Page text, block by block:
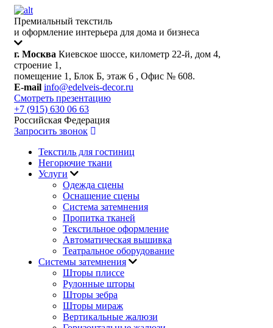
Премиальный текстиль
и оформление интерьера для дома и бизнеса
г. Москва Киевское шоссе, километр 22-й, дом 4,
строение 1,
помещение 1, Блок Б, этаж 6 , Офис № 608.
E-mail info@edelveis-decor.ru
Смотреть презентацию
+7 (915) 630 06 63
Российская Федерация
Запросить звонок
Текстиль для гостиниц
Негорючие ткани
Услуги
Одежда сцены
Оснащение сцены
Система затемнения
Пропитка тканей
Текстильное оформление
Автоматическая вышивка
Театральное оборудование
Системы затемнения
Шторы плиссе
Рулонные шторы
Шторы зебра
Шторы мираж
Вертикальные жалюзи